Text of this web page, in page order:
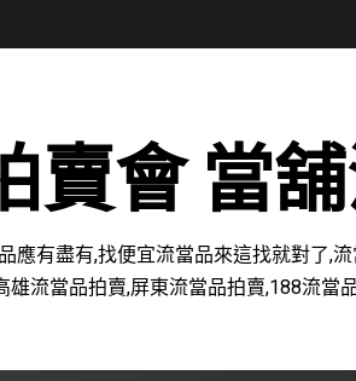
賣會 當
應有盡有,找便宜流當品來這找就對了,
雄流當品拍賣,屏東流當品拍賣,188流當